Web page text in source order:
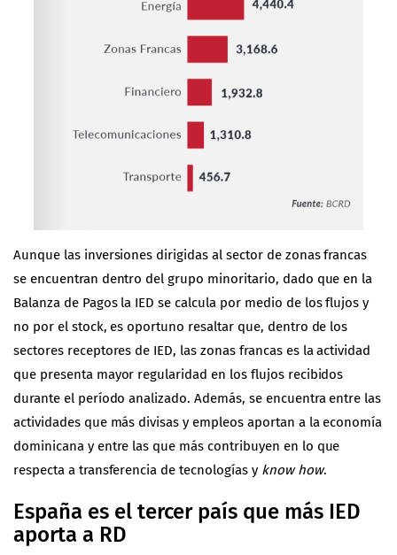
Aunque las inversiones dirigidas al sector de zonas francas
se encuentran dentro del grupo minoritario, dado que en la
Balanza de Pagos la IED se calcula por medio de los flujos y
no por el stock, es oportuno resaltar que, dentro de los
sectores receptores de IED, las zonas francas es la actividad
que presenta mayor regularidad en los flujos recibidos
durante el período analizado. Además, se encuentra entre las
actividades que más divisas y empleos aportan a la economía
dominicana y entre las que más contribuyen en lo que
respecta a transferencia de tecnologías y know how.
España es el tercer país que más IED
aporta a RD